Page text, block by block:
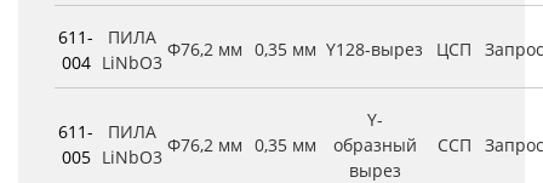
611-
004
ПИЛА
LiNbO3
Φ76,2 мм 0,35 мм Y128-вырез ЦСП
611-
005
ПИЛА
LiNbO3
Φ76,2 мм 0,35 мм
Y-
образный
вырез
ССП